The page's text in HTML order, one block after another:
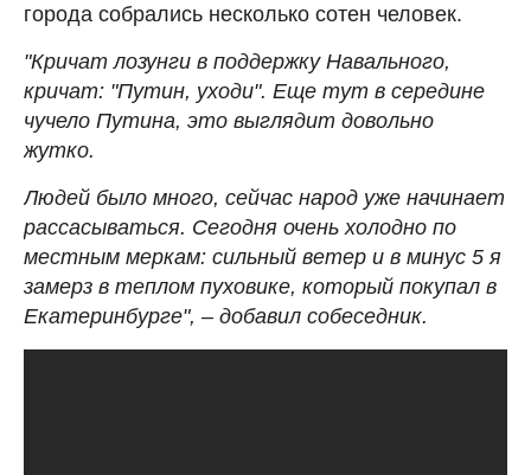
города собрались несколько сотен человек.
"Кричат лозунги в поддержку Навального,
кричат: "Путин, уходи". Еще тут в середине
чучело Путина, это выглядит довольно
жутко.
Людей было много, сейчас народ уже начинает
рассасываться. Сегодня очень холодно по
местным меркам: сильный ветер и в минус 5 я
замерз в теплом пуховике, который покупал в
Екатеринбурге", – добавил собеседник.